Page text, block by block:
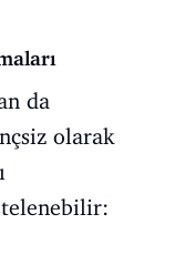
da
olarak